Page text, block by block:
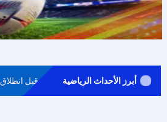
أبرز الأحداث الرياضية
بين تجديد المفرج وأزمة الدفاع قبل